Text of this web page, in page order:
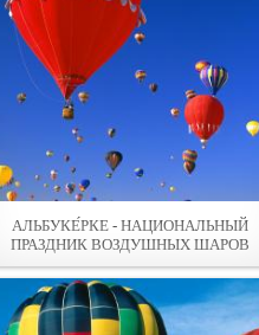
АЛЬБУКЕ́РКЕ - НАЦИОНАЛЬНЫЙ
ПРАЗДНИК ВОЗДУШНЫХ ШАРОВ